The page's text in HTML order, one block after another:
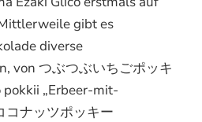
gibt es
diverse
von つぶつぶいちごポッキ
„Erbeer-mit-
コナッツポッキー